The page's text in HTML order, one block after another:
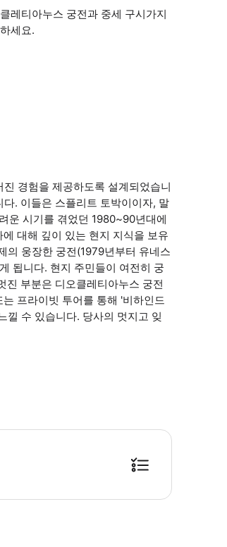
레티아누스 궁전과 중세 구시가지
세요.
경험을 제공하도록 설계되었습니
. 이들은 스플리트 토박이이자, 말
운 시기를 겪었던 1980~90년대에
대해 깊이 있는 현지 지식을 보유
의 웅장한 궁전(1979년부터 유네스
됩니다. 현지 주민들이 여전히 궁
진 부분은 디오클레티아누스 궁전
프라이빗 투어를 통해 '비하인드
낄 수 있습니다. 당사의 멋지고 잊
다. 그룹 규모는 최소 4명, 최대 16명입니다. * 소요